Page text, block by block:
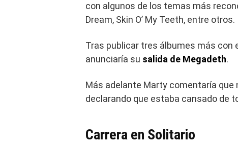
con algunos de los temas más
Dream, Skin O’ My Teeth, entre otros.
Tras publicar tres álbumes más con
anunciaría su salida de Megadeth.
Más adelante Marty comentaría
declarando que estaba cansado de
Carrera en Solitario